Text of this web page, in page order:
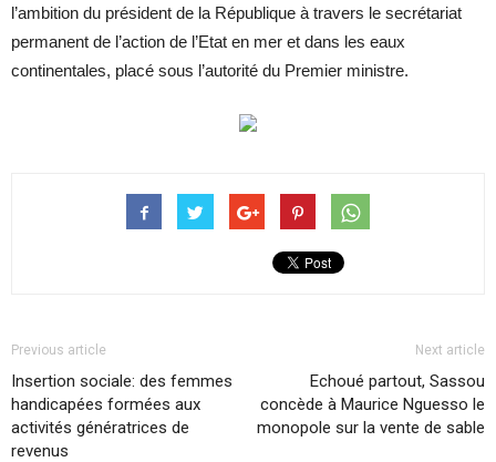
l’ambition du président de la République à travers le secrétariat
permanent de l’action de l’Etat en mer et dans les eaux
continentales, placé sous l’autorité du Premier ministre.
Previous article
Insertion sociale: des femmes
handicapées formées aux
activités génératrices de
revenus
Next article
Echoué partout, Sassou
concède à Maurice Nguesso le
monopole sur la vente de sable